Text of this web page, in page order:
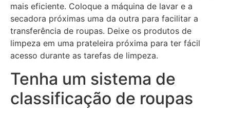
mais eficiente. Coloque a máquina de lavar e a
secadora próximas uma da outra para facilitar a
transferência de roupas. Deixe os produtos de
limpeza em uma prateleira próxima para ter fácil
acesso durante as tarefas de limpeza.
Tenha um sistema de
classificação de roupas